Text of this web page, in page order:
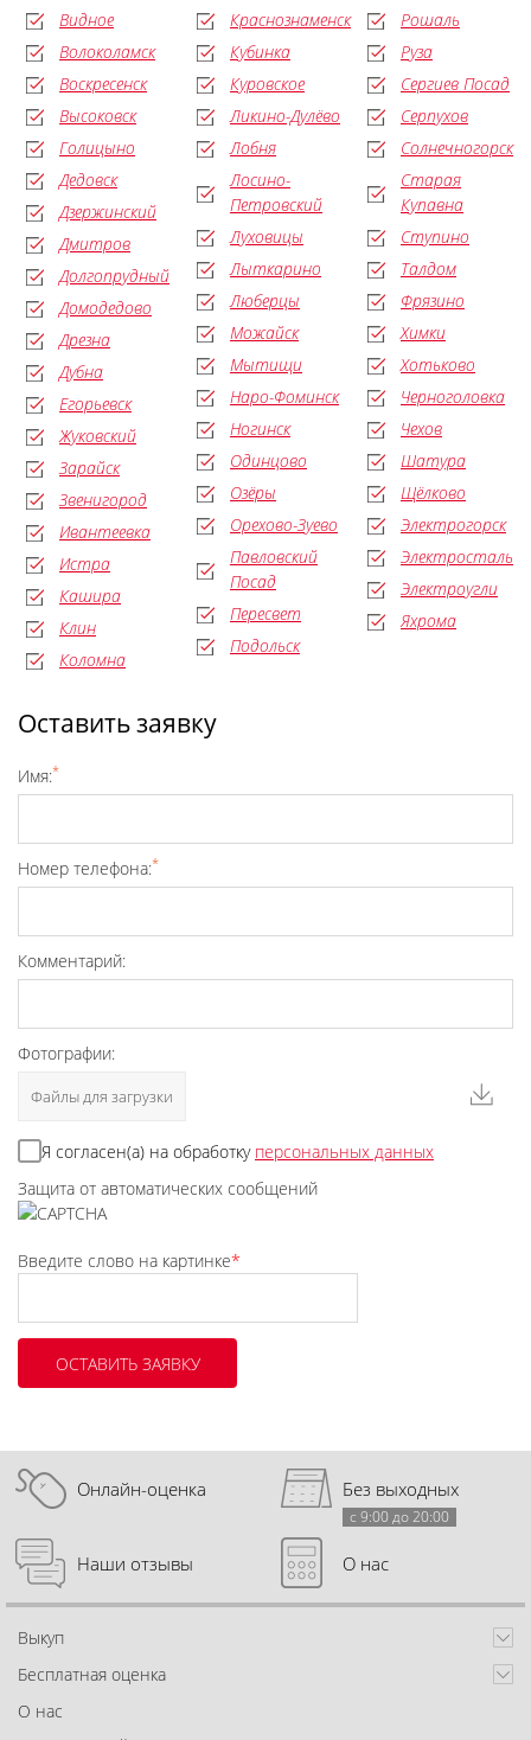
Видное
Волоколамск
Воскресенск
Высоковск
Голицыно
Дедовск
Дзержинский
Дмитров
Долгопрудный
Домодедово
Дрезна
Дубна
Егорьевск
Жуковский
Зарайск
Звенигород
Ивантеевка
Истра
Кашира
Клин
Коломна
Краснознаменск
Кубинка
Куровское
Ликино-Дулёво
Лобня
Лосино-
Петровский
Луховицы
Лыткарино
Люберцы
Можайск
Мытищи
Наро-Фоминск
Ногинск
Одинцово
Озёры
Орехово-Зуево
Павловский
Посад
Пересвет
Подольск
Рошаль
Руза
Сергиев Посад
Серпухов
Солнечногорск
Старая
Купавна
Ступино
Талдом
Фрязино
Химки
Хотьково
Черноголовка
Чехов
Шатура
Щёлково
Электрогорск
Электросталь
Электроугли
Яхрома
Оставить заявку
Имя:*
Номер телефона:*
Комментарий:
Фотографии:
Файлы для загрузки
Я согласен(а) на обработку персональных данных
Защита от автоматических сообщений
Введите слово на картинке*
Онлайн-оценка Без выходных
с 9:00 до 20:00
Наши отзывы О нас
Выкуп
Бесплатная оценка
О нас